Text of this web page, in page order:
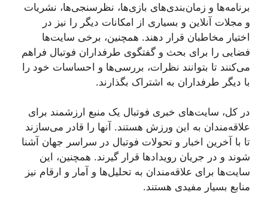
برنامه‌ها و زمان‌بندی‌های بازی‌ها، نظرسنجی‌ها، نشریات
و مجلات آنلاین و بسیاری از امکانات دیگر را نیز در
اختیار مخاطبان قرار دهند. همچنین، برخی سایت‌ها
فضایی را برای بحث و گفتگوی طرفداران فوتبال فراهم
می‌کنند تا بتوانند نظرات، بررسی‌ها و احساسات خود را
با دیگر طرفداران به اشتراک بگذارند.
در کل، سایت‌های خبری فوتبال یک منبع ارزشمند برای
علاقه‌مندان به این ورزش هستند. آنها را قادر می‌سازند
تا با آخرین اخبار و تحولات فوتبال در سراسر جهان آشنا
شوند و در جریان رویدادها قرار گیرند. همچنین، این
سایت‌ها برای علاقه‌مندان به تحلیل‌ها و آمار و ارقام نیز
منابع بسیار مفیدی هستند.